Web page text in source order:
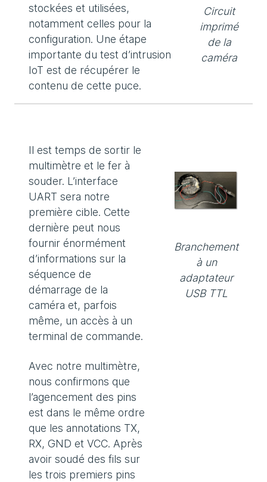
stockées et utilisées,
notamment celles pour la
configuration. Une étape
importante du test d’intrusion
IoT est de récupérer le
contenu de cette puce.
Circuit
imprimé
de la
caméra
Il est temps de sortir le
multimètre et le fer à
souder. L’interface
UART sera notre
première cible. Cette
dernière peut nous
fournir énormément
d’informations sur la
séquence de
démarrage de la
caméra et, parfois
même, un accès à un
terminal de commande.
Avec notre multimètre,
nous confirmons que
l’agencement des pins
est dans le même ordre
que les annotations TX,
RX, GND et VCC. Après
avoir soudé des fils sur
les trois premiers pins
Branchement
à un
adaptateur
USB TTL